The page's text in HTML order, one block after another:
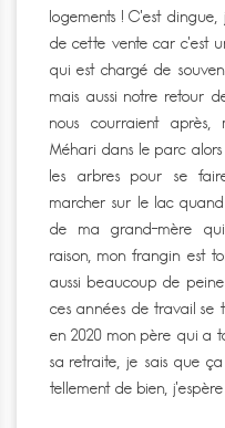
logements ! C’est
de cette vente car c’est
qui est chargé de
mais aussi notre retour
nous courraient
Méhari dans le parc
les arbres pour se
marcher sur le lac
de ma grand-mère
raison, mon frangin est
aussi beaucoup de
ces années de travail se
en 2020 mon père qui a
sa retraite, je sais que
tellement de bien, j’espère